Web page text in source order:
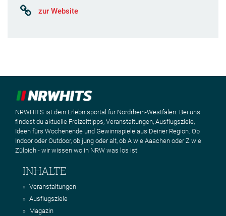
zur Website
NRWHITS ist dein Erlebnisportal für Nordrhein-Westfalen. Bei uns
findest du aktuelle Freizeittipps, Veranstaltungen, Ausflugsziele,
Ideen fürs Wochenende und Gewinnspiele aus Deiner Region. Ob
Indoor oder Outdoor, ob jung oder alt, ob A wie Aaachen oder Z wie
Zülpich - wir wissen wo in NRW was los ist!
INHALTE
Veranstaltungen
Ausflugsziele
Magazin